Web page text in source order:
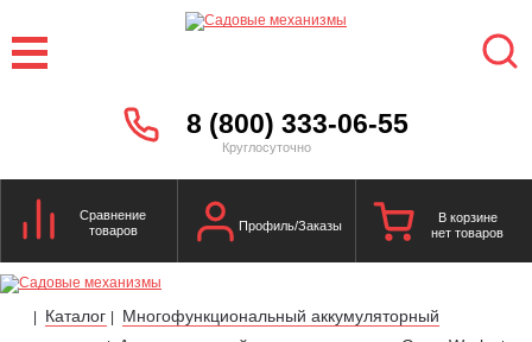
8 (800) 333-06-55
Круглосуточно
Сравнение
товаров
Профиль/Заказы
В корзине
нет товаров
| Каталог |
Многофункциональный аккумуляторный